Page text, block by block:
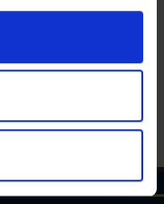
trafik. Vi
och annan
med.
med annan
eller som de har